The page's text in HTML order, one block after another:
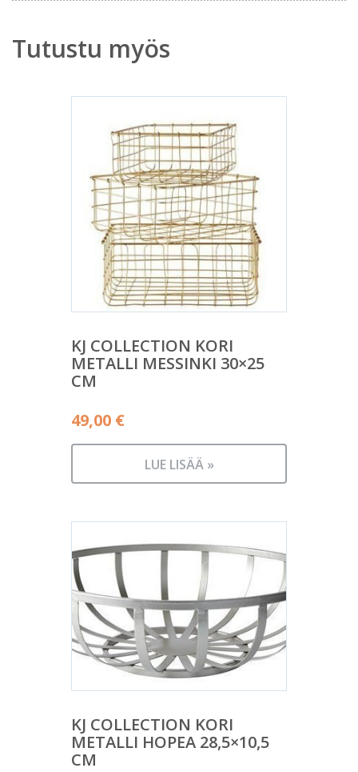
Tutustu myös
KJ COLLECTION KORI
METALLI MESSINKI 30×25
CM
49,00 €
LUE LISÄÄ »
KJ COLLECTION KORI
METALLI HOPEA 28,5×10,5
CM